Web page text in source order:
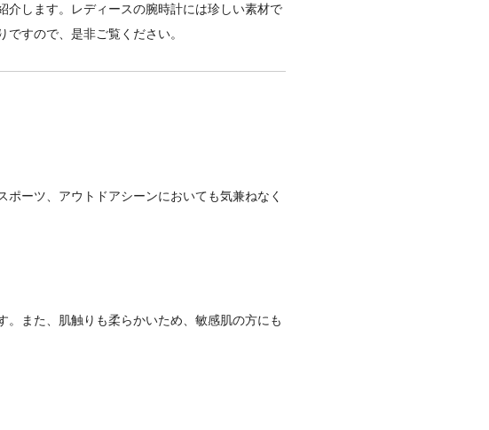
介します。レディースの腕時計には珍しい素材で
すので、是非ご覧ください。
ーツ、アウトドアシーンにおいても気兼ねなく
また、肌触りも柔らかいため、敏感肌の方にも